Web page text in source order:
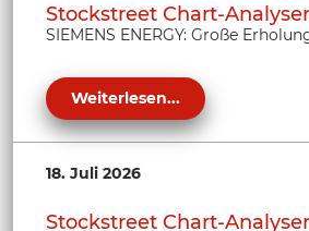
Stockstreet Chart-
SIEMENS ENERGY: Große
Weiterlesen...
18. Juli 2026
Stockstreet Chart-